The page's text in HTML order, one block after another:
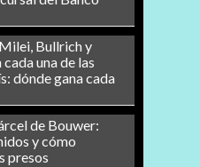
Bullrich y
una de las
dónde gana cada
de Bouwer:
y cómo
presos